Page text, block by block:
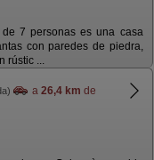
7 personas es una casa
con paredes de piedra,
rústic ...
a 26,4 km de